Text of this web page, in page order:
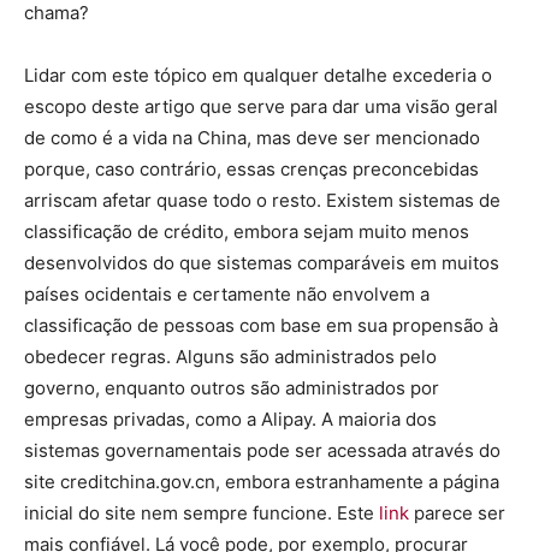
chama?
Lidar com este tópico em qualquer detalhe excederia o
escopo deste artigo que serve para dar uma visão geral
de como é a vida na China, mas deve ser mencionado
porque, caso contrário, essas crenças preconcebidas
arriscam afetar quase todo o resto. Existem sistemas de
classificação de crédito, embora sejam muito menos
desenvolvidos do que sistemas comparáveis ​​em muitos
países ocidentais e certamente não envolvem a
classificação de pessoas com base em sua propensão à
obedecer regras. Alguns são administrados pelo
governo, enquanto outros são administrados por
empresas privadas, como a Alipay. A maioria dos
sistemas governamentais pode ser acessada através do
site creditchina.gov.cn, embora estranhamente a página
inicial do site nem sempre funcione. Este link parece ser
mais confiável. Lá você pode, por exemplo, procurar